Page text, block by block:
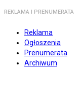
REKLAMA I PRENUMERATA
Reklama
Ogłoszenia
Prenumerata
Archiwum